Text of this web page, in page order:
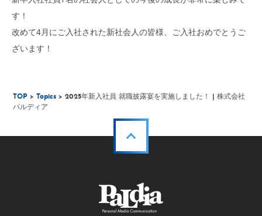
す！
改めて4月にご入社された新社会人の皆様、ご入社おめでとうご
ざいます！
TOP >Topics > 2025年新入社員 就職披露宴を実施しました！ | 株式会社
パルディア